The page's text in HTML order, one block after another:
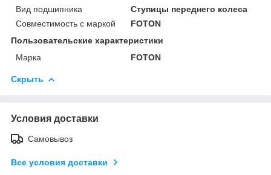
Вид подшипника
Ступицы переднего колеса
Совместимость с маркой
FOTON
Пользовательские характеристики
Марка
FOTON
Скрыть
Условия доставки
Самовывоз
Все условия доставки